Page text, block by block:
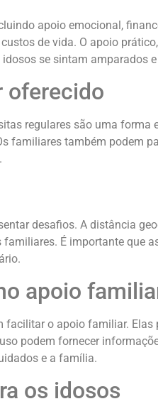
apoio emocional,
de vida. O apoio
se sintam amparados
oferecido
regulares são uma
familiares também podem
desafios. A distância
É importante que
apoio
o apoio familiar.
podem fornecer
e a família.
os idosos